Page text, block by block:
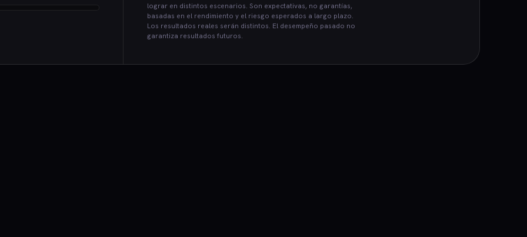
lograr en distintos escenarios. Son expectativas, no garantías,
basadas en el rendimiento y el riesgo esperados a largo plazo.
Los resultados reales serán distintos. El desempeño pasado no
garantiza resultados futuros.